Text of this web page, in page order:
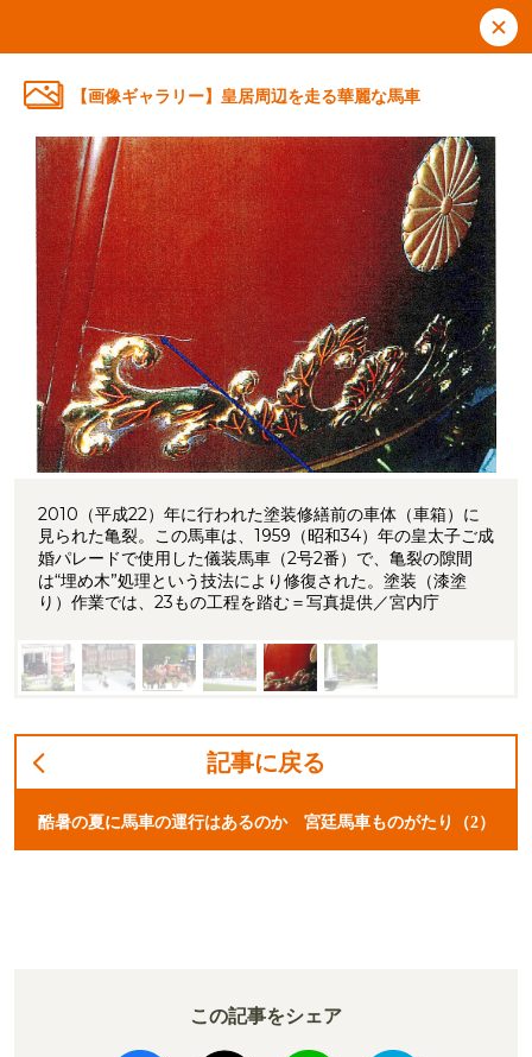
【画像ギャラリー】皇居周辺を走る華麗な馬車
2010（平成22）年に行われた塗装修繕前の車体（車箱）に
見られた亀裂。この馬車は、1959（昭和34）年の皇太子ご成
婚パレードで使用した儀装馬車（2号2番）で、亀裂の隙間
は“埋め木”処理という技法により修復された。塗装（漆塗
り）作業では、23もの工程を踏む＝写真提供／宮内庁
記事に戻る
酷暑の夏に馬車の運行はあるのか 宮廷馬車ものがたり（2）
この記事をシェア